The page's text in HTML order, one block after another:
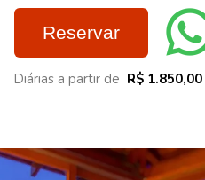
Reservar
Diárias a partir de R$ 1.850,00